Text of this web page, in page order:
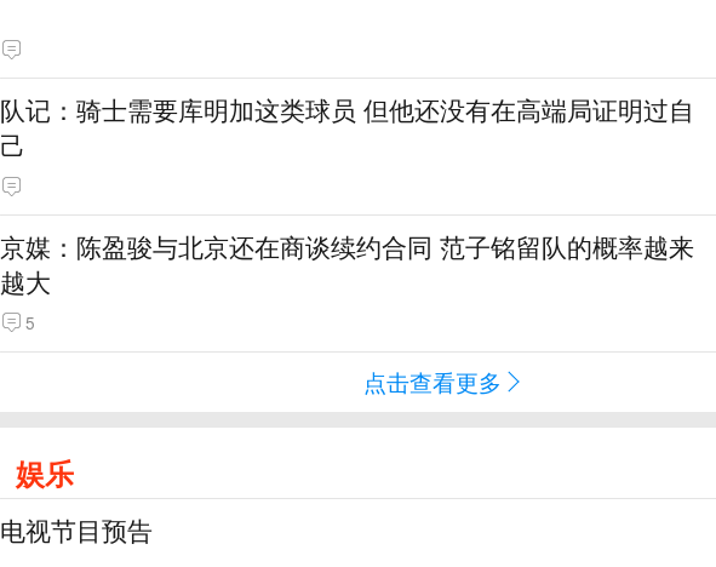
队记：骑士需要库明加这类球员 但他还没有在高端局证明过自
己
京媒：陈盈骏与北京还在商谈续约合同 范子铭留队的概率越来
越大
5
点击查看更多
娱乐
电视节目预告